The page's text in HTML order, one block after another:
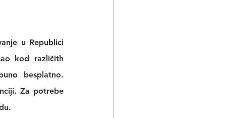
u Republici
kod različith
besplatno.
. Za potrebe